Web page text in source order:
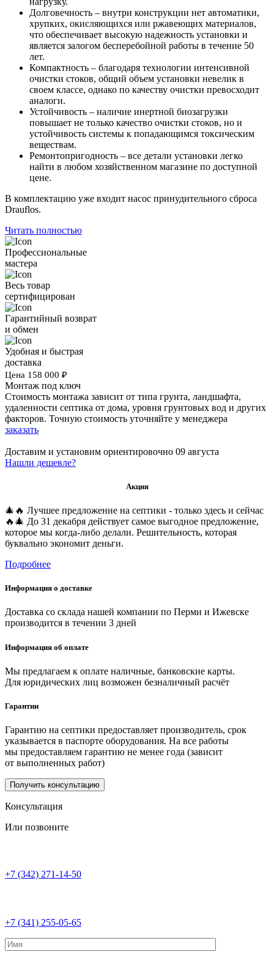
Долговечность – внутри конструкции нет автоматики,
хрупких, окисляющихся или ржавеющих материалов,
что обеспечивает высокую надежность установки и
является залогом бесперебойной работы в течение 50
лет.
Компактность – благодаря технологии интенсивной
очистки стоков, общий объем установки невелик в
своем классе, однако по качеству очистки превосходит
аналоги.
Устойчивость – наличие инертной биозагрузки
повышает не только качество очистки стоков, но и
устойчивость системы к попадающимся токсическим
веществам.
Ремонтопригодность – все детали установки легко
найти в любом хозяйственном магазине по доступной
цене.
В комплектацию уже входит насос принудительного сброса
Drauflos.
Читать полностью
Профессиональные
мастера
Весь товар
сертифицирован
Гарантийный возврат
и обмен
Удобная и быстрая
доставка
Цена 158 000 ₽
Монтаж под ключ
Стоимость монтажа зависит от типа грунта, ландшафта,
удаленности септика от дома, уровня грунтовых вод и других
факторов. Точную стоимость уточняйте у менеджера
заказать
Доставим и установим ориентировочно 09 августа
Нашли дешевле?
Акция
🎄🔥 Лучшее предложение на септики - только здесь и сейчас
🔥🎄 До 31 декабря действует самое выгодное предложение,
которое мы когда-либо делали. Решительность, которая
буквально экономит деньги.
Подробнее
Информация о доставке
Доставка со склада нашей компании по Перми и Ижевске
производится в течении 3 дней
Информация об оплате
Мы предлагаем к оплате наличные, банковские карты.
Для юридических лиц возможен безналичный расчёт
Гарантии
Гарантию на септики предоставляет производитель, срок
указывается в паспорте оборудования. На все работы
мы предоставляем гарантию не менее года (зависит
от выполненных работ)
Получить консультацию
Консультация
Или позвоните
+7 (342) 271-14-50
+7 (341) 255-05-65